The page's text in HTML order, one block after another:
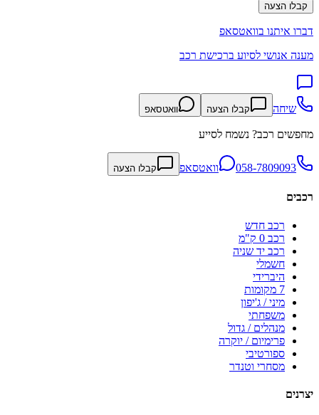
קבלו הצעה
דברו איתנו בוואטסאפ
מענה אנושי לסיוע ברכישת רכב
שיחה קבלו הצעה וואטסאפ
מחפשים רכב? נשמח לסייע
058-7809093 וואטסאפ קבלו הצעה
רכבים
רכב חדש
רכב 0 ק"מ
רכב יד שניה
חשמלי
היברידי
7 מקומות
מיני / ג'יפון
משפחתי
מנהלים / גדול
פרימיום / יוקרה
ספורטיבי
מסחרי וטנדר
יצרנים